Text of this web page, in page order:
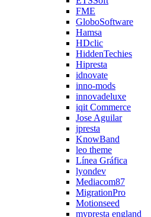
FME
GloboSoftware
Hamsa
HDclic
HiddenTechies
Hipresta
idnovate
inno-mods
innovadeluxe
iqit Commerce
Jose Aguilar
jpresta
KnowBand
leo theme
Línea Gráfica
lyondev
Mediacom87
MigrationPro
Motionseed
mypresta england